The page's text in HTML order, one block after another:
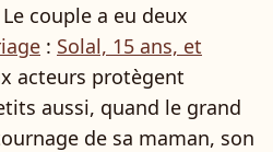
couple a eu deux
: Solal, 15 ans, et
acteurs protègent
aussi, quand le grand
de sa maman, son